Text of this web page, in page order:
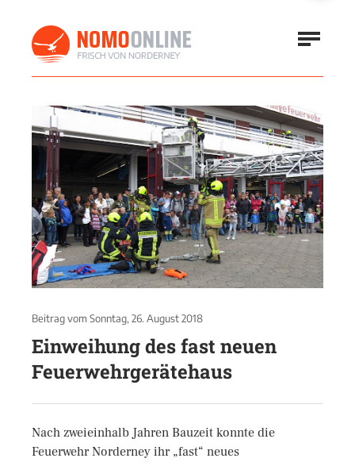
Beitrag vom Sonntag, 26. August 2018
Einweihung des fast neuen
Feuerwehrgerätehaus
Nach zweieinhalb Jahren Bauzeit konnte die
Feuerwehr Norderney ihr „fast“ neues